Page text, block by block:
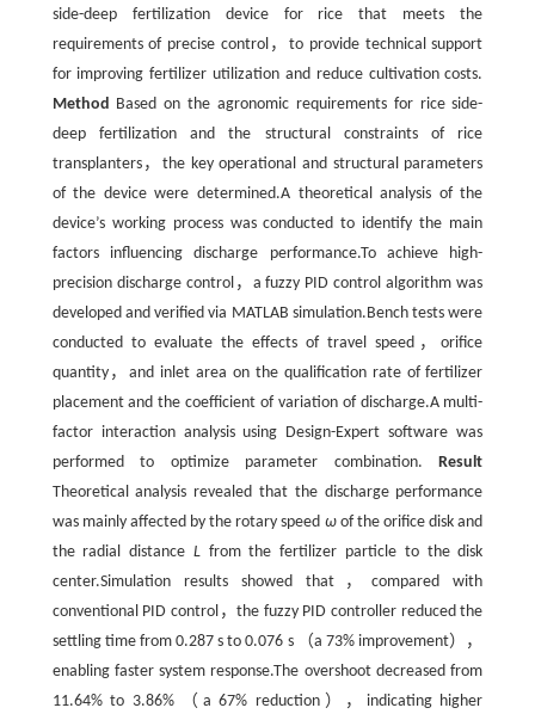
side-deep fertilization device for rice that meets the
requirements of precise control，to provide technical support
for improving fertilizer utilization and reduce cultivation costs.
Method Based on the agronomic requirements for rice side-
deep fertilization and the structural constraints of rice
transplanters，the key operational and structural parameters
of the device were determined.A theoretical analysis of the
device’s working process was conducted to identify the main
factors influencing discharge performance.To achieve high-
precision discharge control，a fuzzy PID control algorithm was
developed and verified via MATLAB simulation.Bench tests were
conducted to evaluate the effects of travel speed，orifice
quantity，and inlet area on the qualification rate of fertilizer
placement and the coefficient of variation of discharge.A multi-
factor interaction analysis using Design-Expert software was
performed to optimize parameter combination.
Result
Theoretical analysis revealed that the discharge performance
was mainly affected by the rotary speed ωof the orifice disk and
the radial distance Lfrom the fertilizer particle to the disk
center.Simulation results showed that，compared with
conventional PID control，the fuzzy PID controller reduced the
settling time from 0.287 s to 0.076 s （a 73% improvement），
enabling faster system response.The overshoot decreased from
11.64% to 3.86% （a 67% reduction），indicating higher